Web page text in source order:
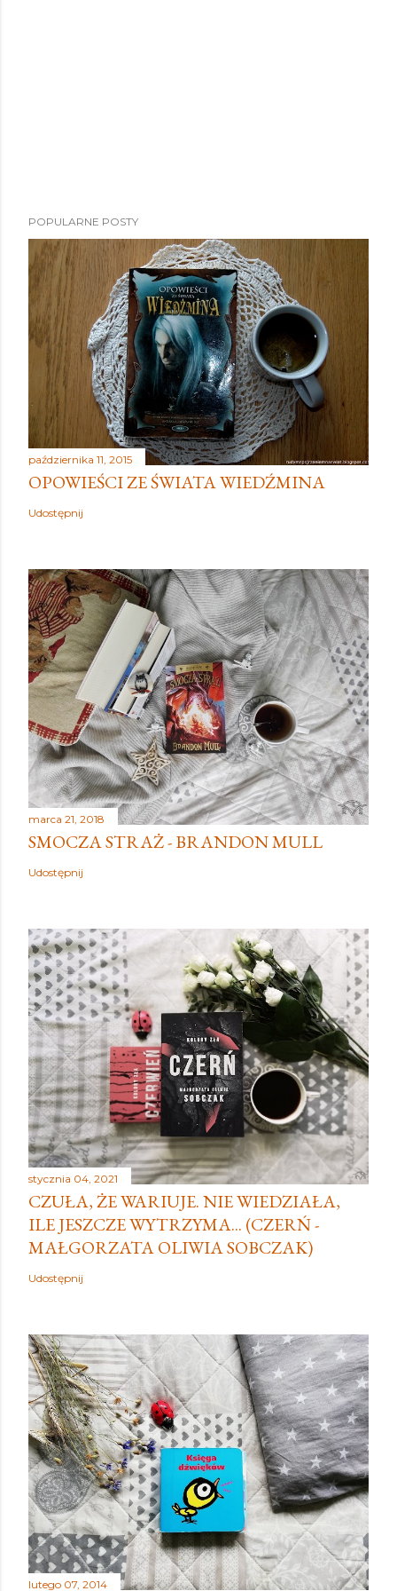
POPULARNE POSTY
października 11, 2015
OPOWIEŚCI ZE ŚWIATA WIEDŹMINA
Udostępnij
marca 21, 2018
SMOCZA STRAŻ - BRANDON MULL
Udostępnij
stycznia 04, 2021
CZUŁA, ŻE WARIUJE. NIE WIEDZIAŁA,
ILE JESZCZE WYTRZYMA... (CZERŃ -
MAŁGORZATA OLIWIA SOBCZAK)
Udostępnij
lutego 07, 2014